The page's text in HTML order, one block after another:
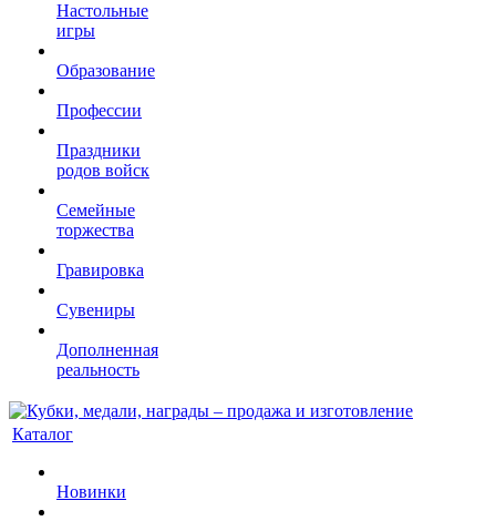
Настольные
игры
Образование
Профессии
Праздники
родов войск
Семейные
торжества
Гравировка
Сувениры
Дополненная
реальность
Каталог
Новинки